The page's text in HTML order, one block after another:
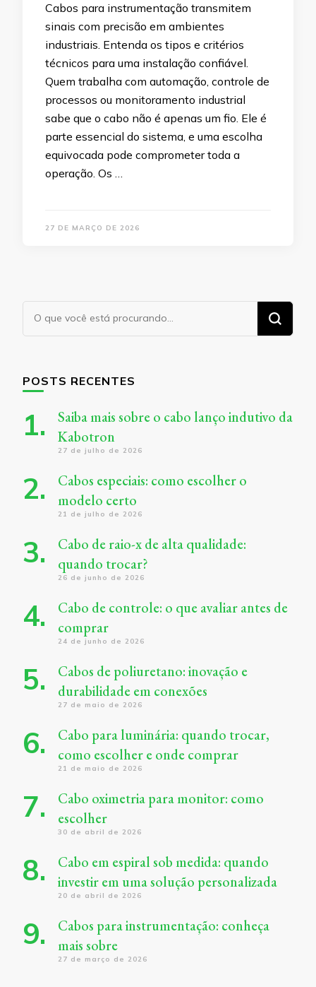
Cabos para instrumentação transmitem
sinais com precisão em ambientes
industriais. Entenda os tipos e critérios
técnicos para uma instalação confiável.
Quem trabalha com automação, controle de
processos ou monitoramento industrial
sabe que o cabo não é apenas um fio. Ele é
parte essencial do sistema, e uma escolha
equivocada pode comprometer toda a
operação. Os …
27 DE MARÇO DE 2026
Procurando
algo?
POSTS RECENTES
Saiba mais sobre o cabo lanço indutivo da
Kabotron
27 de julho de 2026
Cabos especiais: como escolher o
modelo certo
21 de julho de 2026
Cabo de raio-x de alta qualidade:
quando trocar?
26 de junho de 2026
Cabo de controle: o que avaliar antes de
comprar
24 de junho de 2026
Cabos de poliuretano: inovação e
durabilidade em conexões
27 de maio de 2026
Cabo para luminária: quando trocar,
como escolher e onde comprar
21 de maio de 2026
Cabo oximetria para monitor: como
escolher
30 de abril de 2026
Cabo em espiral sob medida: quando
investir em uma solução personalizada
20 de abril de 2026
Cabos para instrumentação: conheça
mais sobre
27 de março de 2026